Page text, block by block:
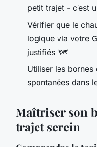
petit trajet - c’est
Vérifier que le
logique via votre
justifiés 🗺️
Utiliser les
spontanées dans
Maîtriser son
trajet serein